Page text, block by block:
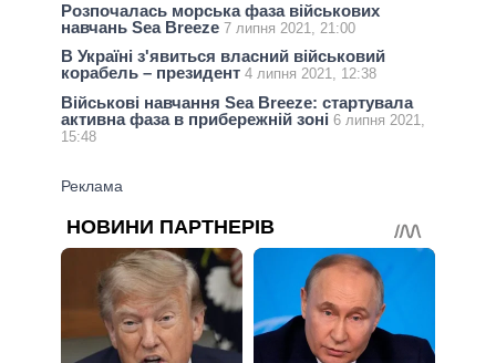
Розпочалась морська фаза військових
навчань Sea Breeze 7 липня 2021, 21:00
В Україні з'явиться власний військовий
корабель – президент 4 липня 2021, 12:38
Військові навчання Sea Breeze: стартувала
активна фаза в прибережній зоні 6 липня 2021,
15:48